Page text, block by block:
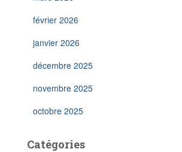
février 2026
janvier 2026
décembre 2025
novembre 2025
octobre 2025
Catégories